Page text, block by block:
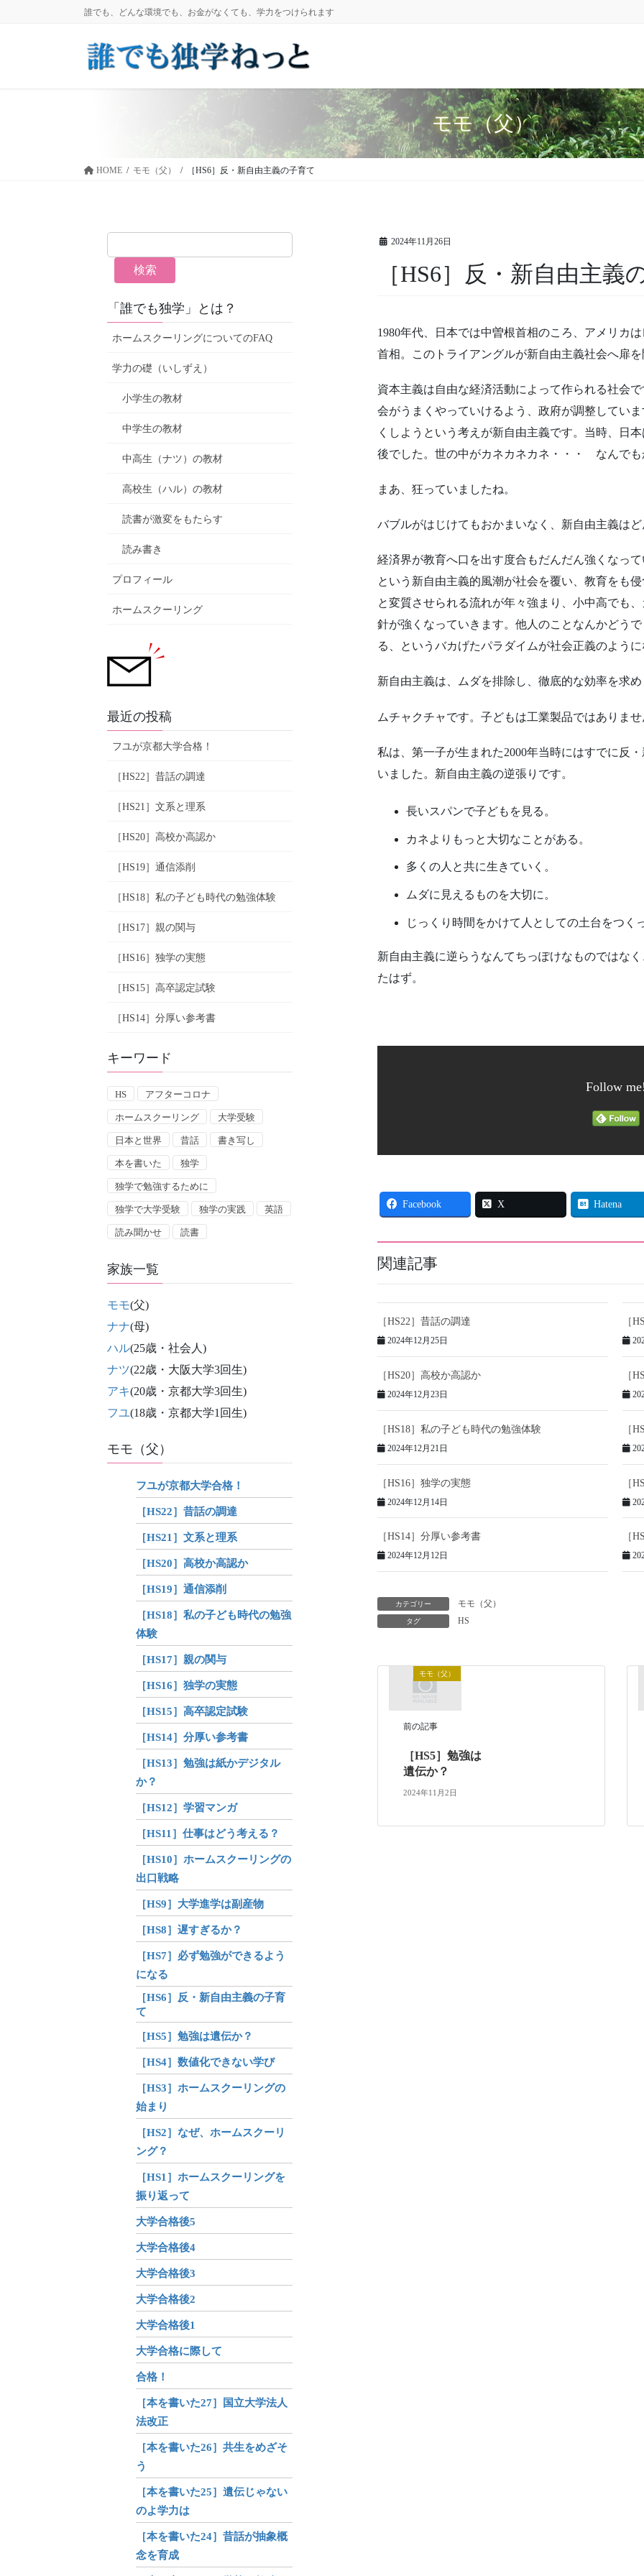
誰でも、どんな環境でも、お金がなくても、学力をつけられます
モモ（父）
HOME モモ（父） ［HS6］反・新自由主義の子育て
2024年11月26日
［HS6］反・新自由主義
1980年代、日本では中曽根首相のころ、アメリカ
首相。このトライアングルが新自由主義社会へ扉を
資本主義は自由な経済活動によって作られる社会
会がうまくやっていけるよう、政府が調整してい
くしようという考えが新自由主義です。当時、日
後でした。世の中がカネカネカネ・・・ なんでも
まあ、狂っていましたね。
バブルがはじけてもおかまいなく、新自由主義は
経済界が教育へ口を出す度合もだんだん強くなっ
という新自由主義的風潮が社会を覆い、教育をも
と変質させられる流れが年々強まり、小中高でも
針が強くなっていきます。他人のことなんかどう
る、というバカげたパラダイムが社会正義のように
新自由主義は、ムダを排除し、徹底的な効率を求め
ムチャクチャです。子どもは工業製品ではありませ
私は、第一子が生まれた2000年当時にはすでに反
いました。新自由主義の逆張りです。
長いスパンで子どもを見る。
カネよりもっと大切なことがある。
多くの人と共に生きていく。
ムダに見えるものを大切に。
じっくり時間をかけて人としての土台をつく
新自由主義に逆らうなんてちっぽけなものではな
たはず。
Follow me!
Facebook X Hatena
関連記事
［HS22］昔話の調達
2024年12月25日
［
［HS20］高校か高認か
2024年12月23日
［
［HS18］私の子ども時代の勉強体験
2024年12月21日
［
［HS16］独学の実態
2024年12月14日
［
［HS14］分厚い参考書
2024年12月12日
［
カテゴリー モモ（父）
タグ HS
モモ（父）
前の記事
［HS5］勉強は
遺伝か？
2024年11月2日
検索
「誰でも独学」とは？
ホームスクーリングについてのFAQ
学力の礎（いしずえ）
小学生の教材
中学生の教材
中高生（ナツ）の教材
高校生（ハル）の教材
読書が激変をもたらす
読み書き
プロフィール
ホームスクーリング
最近の投稿
フユが京都大学合格！
［HS22］昔話の調達
［HS21］文系と理系
［HS20］高校か高認か
［HS19］通信添削
［HS18］私の子ども時代の勉強体験
［HS17］親の関与
［HS16］独学の実態
［HS15］高卒認定試験
［HS14］分厚い参考書
キーワード
HS アフターコロナ
ホームスクーリング 大学受験
日本と世界 昔話 書き写し
本を書いた 独学
独学で勉強するために
独学で大学受験 独学の実践 英語
読み聞かせ 読書
家族一覧
モモ(父)
ナナ(母)
ハル(25歳・社会人)
ナツ(22歳・大阪大学3回生)
アキ(20歳・京都大学3回生)
フユ(18歳・京都大学1回生)
モモ（父）
フユが京都大学合格！
［HS22］昔話の調達
［HS21］文系と理系
［HS20］高校か高認か
［HS19］通信添削
［HS18］私の子ども時代の勉強
体験
［HS17］親の関与
［HS16］独学の実態
［HS15］高卒認定試験
［HS14］分厚い参考書
［HS13］勉強は紙かデジタル
か？
［HS12］学習マンガ
［HS11］仕事はどう考える？
［HS10］ホームスクーリングの
出口戦略
［HS9］大学進学は副産物
［HS8］遅すぎるか？
［HS7］必ず勉強ができるよう
になる
［HS6］反・新自由主義の子育
て
［HS5］勉強は遺伝か？
［HS4］数値化できない学び
［HS3］ホームスクーリングの
始まり
［HS2］なぜ、ホームスクーリ
ング？
［HS1］ホームスクーリングを
振り返って
大学合格後5
大学合格後4
大学合格後3
大学合格後2
大学合格後1
大学合格に際して
合格！
［本を書いた27］国立大学法人
法改正
［本を書いた26］共生をめざそ
う
［本を書いた25］遺伝じゃない
のよ学力は
［本を書いた24］昔話が抽象概
念を育成